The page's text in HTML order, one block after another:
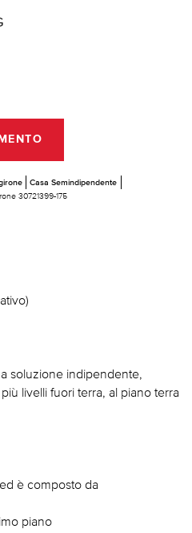
Casa Semindipendente
30721399-175
soluzione indipendente,
livelli fuori terra, al piano terra
è composto da
piano